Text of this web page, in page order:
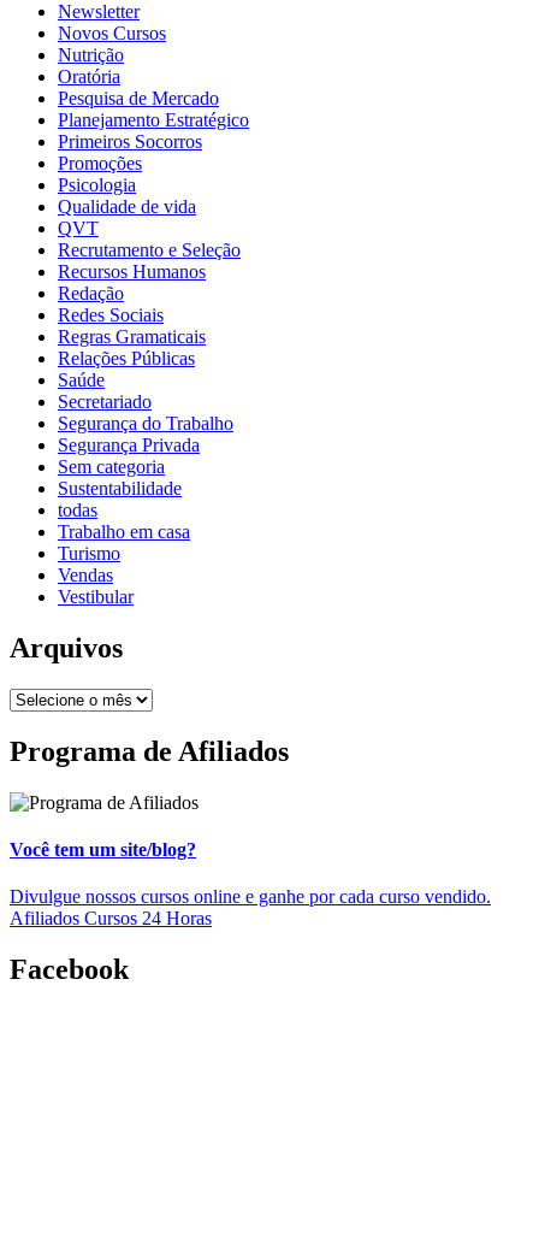
Newsletter
Novos Cursos
Nutrição
Oratória
Pesquisa de Mercado
Planejamento Estratégico
Primeiros Socorros
Promoções
Psicologia
Qualidade de vida
QVT
Recrutamento e Seleção
Recursos Humanos
Redação
Redes Sociais
Regras Gramaticais
Relações Públicas
Saúde
Secretariado
Segurança do Trabalho
Segurança Privada
Sem categoria
Sustentabilidade
todas
Trabalho em casa
Turismo
Vendas
Vestibular
Arquivos
Programa de Afiliados
Você tem um site/blog?
Divulgue nossos cursos online e ganhe por cada curso vendido.
Afiliados Cursos 24 Horas
Facebook